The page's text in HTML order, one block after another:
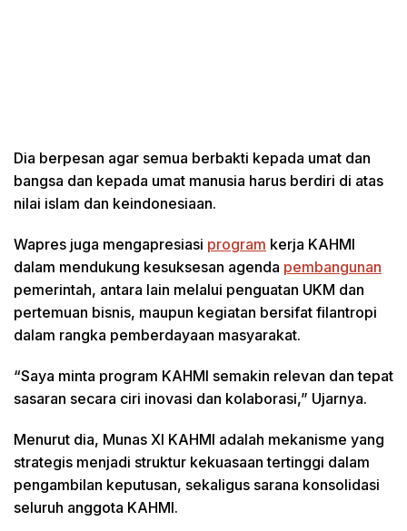
Dia berpesan agar semua berbakti kepada umat dan
bangsa dan kepada umat manusia harus berdiri di atas
nilai islam dan keindonesiaan.
Wapres juga mengapresiasi program kerja KAHMI
dalam mendukung kesuksesan agenda pembangunan
pemerintah, antara lain melalui penguatan UKM dan
pertemuan bisnis, maupun kegiatan bersifat filantropi
dalam rangka pemberdayaan masyarakat.
“Saya minta program KAHMI semakin relevan dan tepat
sasaran secara ciri inovasi dan kolaborasi,” Ujarnya.
Menurut dia, Munas XI KAHMI adalah mekanisme yang
strategis menjadi struktur kekuasaan tertinggi dalam
pengambilan keputusan, sekaligus sarana konsolidasi
seluruh anggota KAHMI.